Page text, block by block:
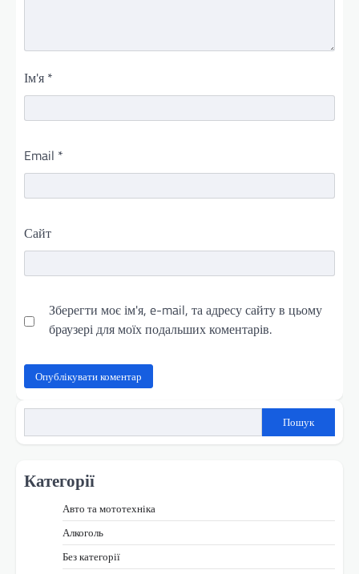
Ім'я *
Email *
Сайт
Зберегти моє ім'я, e-mail, та адресу сайту в цьому
браузері для моїх подальших коментарів.
Пошук
Категорії
Авто та мототехніка
Алкоголь
Без категорії